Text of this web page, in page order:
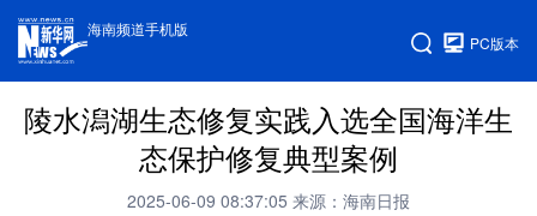
海南频道手机版
PC版本
陵水潟湖生态修复实践入选全国海洋生
态保护修复典型案例
2025-06-09 08:37:05 来源：海南日报